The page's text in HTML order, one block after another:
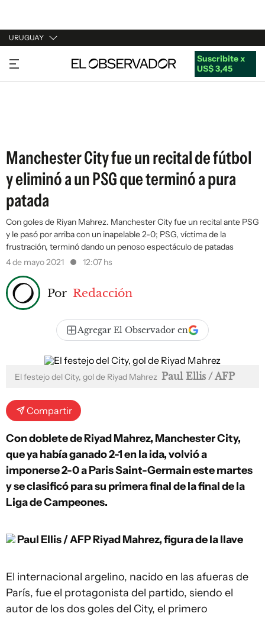
URUGUAY
URUGUAY
ARGENTINA
Suscribite x
US$ 3,45
Manchester City fue un recital de fútbol
y eliminó a un PSG que terminó a pura
patada
Con goles de Riyan Mahrez. Manchester City fue un recital ante PSG
y le pasó por arriba con un inapelable 2-0; PSG, víctima de la
frustración, terminó dando un penoso espectáculo de patadas
4 de mayo 2021
12:07 hs
Por Redacción
Agregar El Observador en
El festejo del City, gol de Riyad Mahrez Paul Ellis / AFP
Compartir
Con doblete de Riyad Mahrez, Manchester City,
que ya había ganado 2-1 en la ida, volvió a
imponerse 2-0 a Paris Saint-Germain este martes
y se clasificó para su primera final de la final de la
Liga de Campeones.
Paul Ellis / AFPRiyad Mahrez, figura de la llave
El internacional argelino, nacido en las afueras de
París, fue el protagonista del partido, siendo el
autor de los dos goles del City, el primero